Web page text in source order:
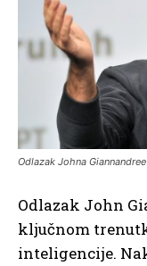
Odlazak Johna
Odlazak John
ključnom
inteligencije.